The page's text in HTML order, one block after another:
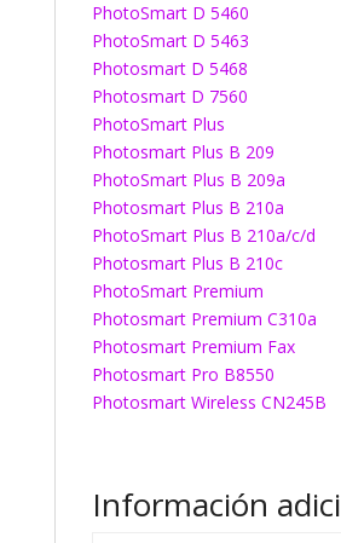
PhotoSmart D 5460
PhotoSmart D 5463
Photosmart D 5468
Photosmart D 7560
PhotoSmart Plus
Photosmart Plus B 209
PhotoSmart Plus B 209a
Photosmart Plus B 210a
PhotoSmart Plus B 210a/c/d
Photosmart Plus B 210c
PhotoSmart Premium
Photosmart Premium C310a
Photosmart Premium Fax
Photosmart Pro B8550
Photosmart Wireless CN245B
Información